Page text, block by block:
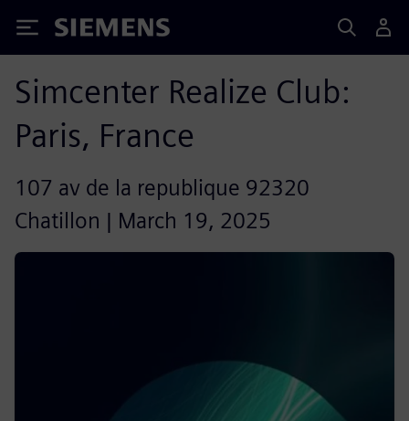
Siemens
Simcenter Realize Club:
Paris, France
107 av de la republique 92320
Chatillon | March 19, 2025